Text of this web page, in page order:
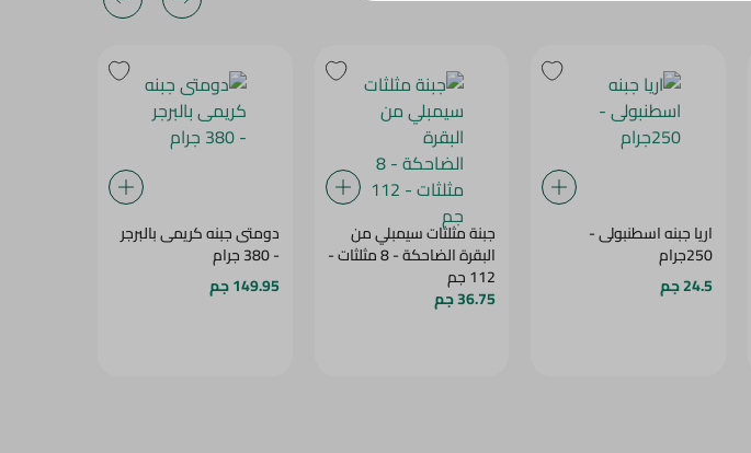
اريا جبنه اسطنبولى -
250جرام
24.5 جم
جبنة مثلثات سيمبلي من
البقرة الضاحكة - 8 مثلثات -
112 جم
36.75 جم
دومتى جبنه كريمى بالبرجر
- 380 جرام
149.95 جم